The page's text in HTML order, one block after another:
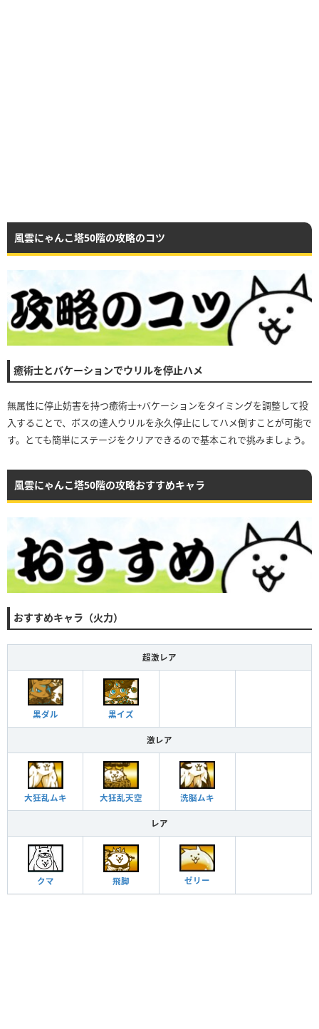
風雲にゃんこ塔50階の攻略のコツ
癒術士とバケーションでウリルを停止ハメ
無属性に停止妨害を持つ癒術士+バケーションをタイミングを調整して投
入することで、ボスの達人ウリルを永久停止にしてハメ倒すことが可能で
す。とても簡単にステージをクリアできるので基本これで挑みましょう。
風雲にゃんこ塔50階の攻略おすすめキャラ
おすすめキャラ（火力）
超激レア
黒ダル 黒イズ
激レア
大狂乱ムキ 大狂乱天空 洗脳ムキ
レア
クマ 飛脚 ゼリー